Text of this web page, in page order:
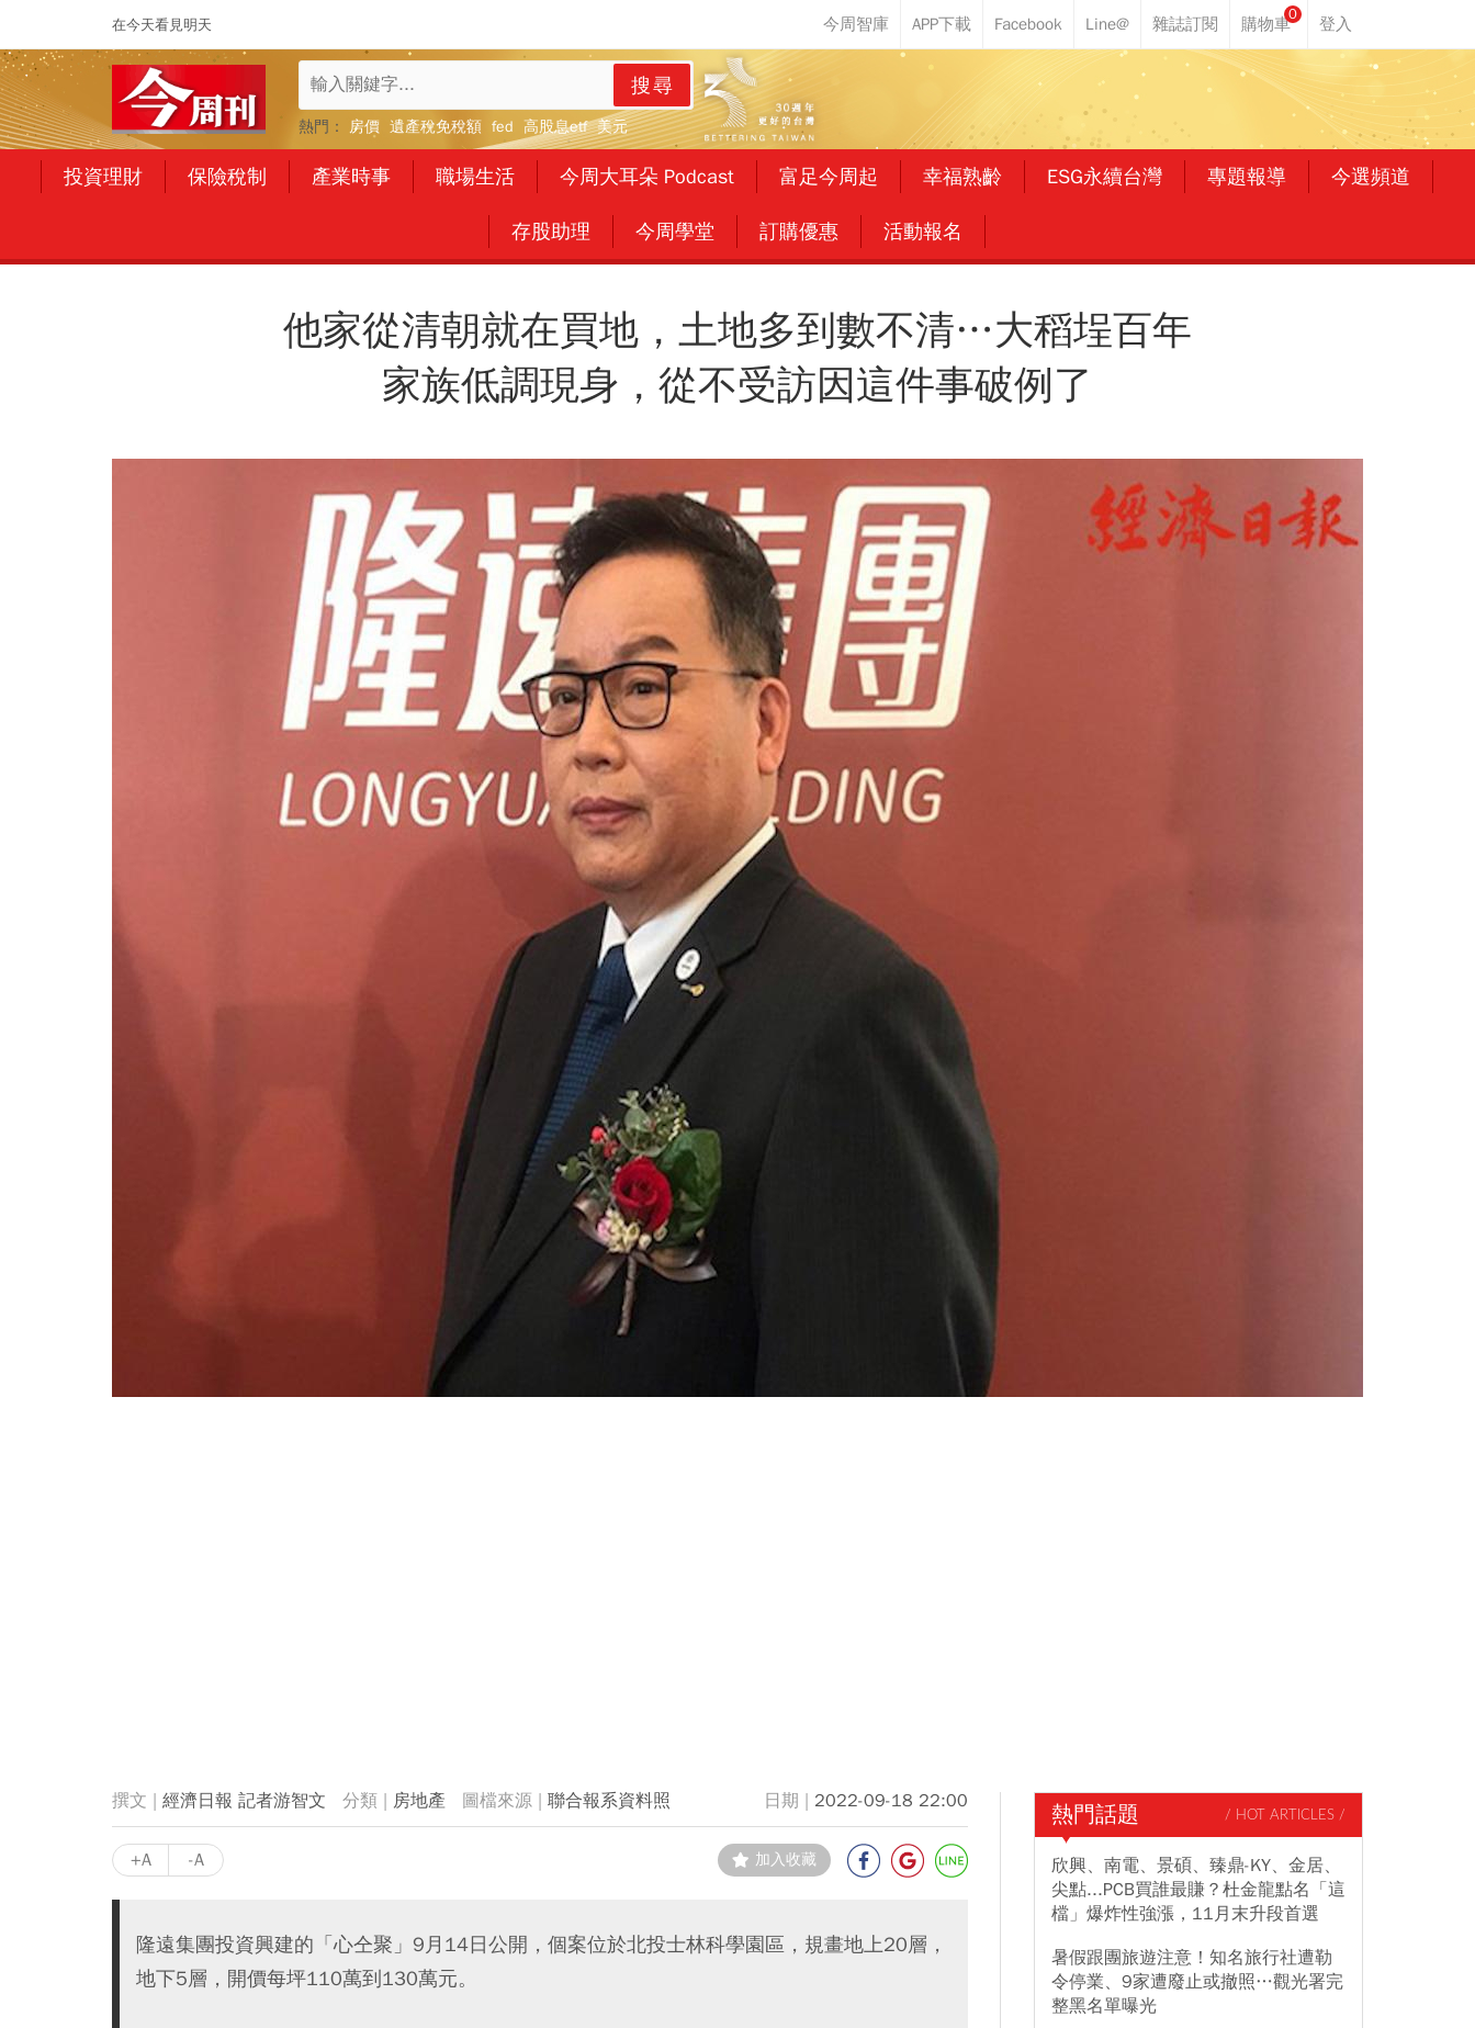
在今天看見明天
0
搜尋
熱門： 房價 遺產稅免稅額 fed 高股息etf 美元
投資理財 保險稅制 產業時事 職場生活 今周大耳朵 Podcast 富足今周起 幸福熟齡 ESG永續台灣 專題報導 今選頻道
存股助理 今周學堂 訂購優惠 活動報名
他家從清朝就在買地，土地多到數不清…大稻埕百年
家族低調現身，從不受訪因這件事破例了
經濟日報 記者游智文 房地產 聯合報系資料照 2022-09-18 22:00
+A -A 加入收藏
隆遠集團投資興建的「心仝聚」9月14日公開，個案位於北投士林科學園區，規畫地上20層，
地下5層，開價每坪110萬到130萬元。
熱門話題 / HOT ARTICLES /
欣興、南電、景碩、臻鼎-KY、金居、
尖點...PCB買誰最賺？杜金龍點名「這
檔」爆炸性強漲，11月末升段首選
暑假跟團旅遊注意！知名旅行社遭勒
令停業、9家遭廢止或撤照…觀光署完
整黑名單曝光